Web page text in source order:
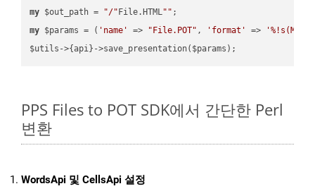
my $out_path = "/" File.HTML""
my $params = ( 'name' => "File.POT" , 'format' =>
PPS Files to POT SDK에서 간단한 Perl
변환
WordsApi 및 CellsApi 설정